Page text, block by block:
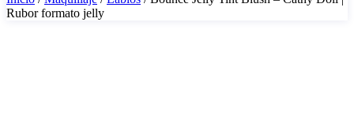
Rubor formato jelly